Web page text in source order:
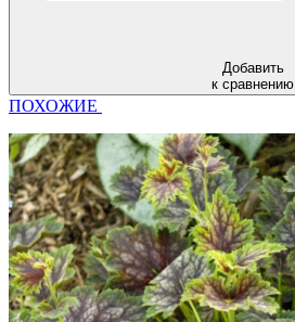
Добавить
к сравнению
ПОХОЖИЕ